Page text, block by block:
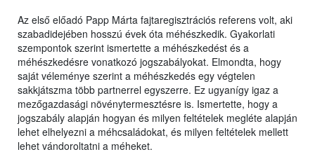
Az első előadó Papp Márta fajtaregisztrációs referens volt, aki
szabadidejében hosszú évek óta méhészkedik. Gyakorlati
szempontok szerint ismertette a méhészkedést és a
méhészkedésre vonatkozó jogszabályokat. Elmondta, hogy
saját véleménye szerint a méhészkedés egy végtelen
sakkjátszma több partnerrel egyszerre. Ez ugyanígy igaz a
mezőgazdasági növénytermesztésre is. Ismertette, hogy a
jogszabály alapján hogyan és milyen feltételek megléte alapján
lehet elhelyezni a méhcsaládokat, és milyen feltételek mellett
lehet vándoroltatni a méheket.